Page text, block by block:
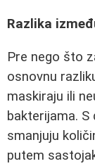
Razlika
Pre nego što
osnovnu
maskiraju ili
bakterijama. S
smanjuju
putem